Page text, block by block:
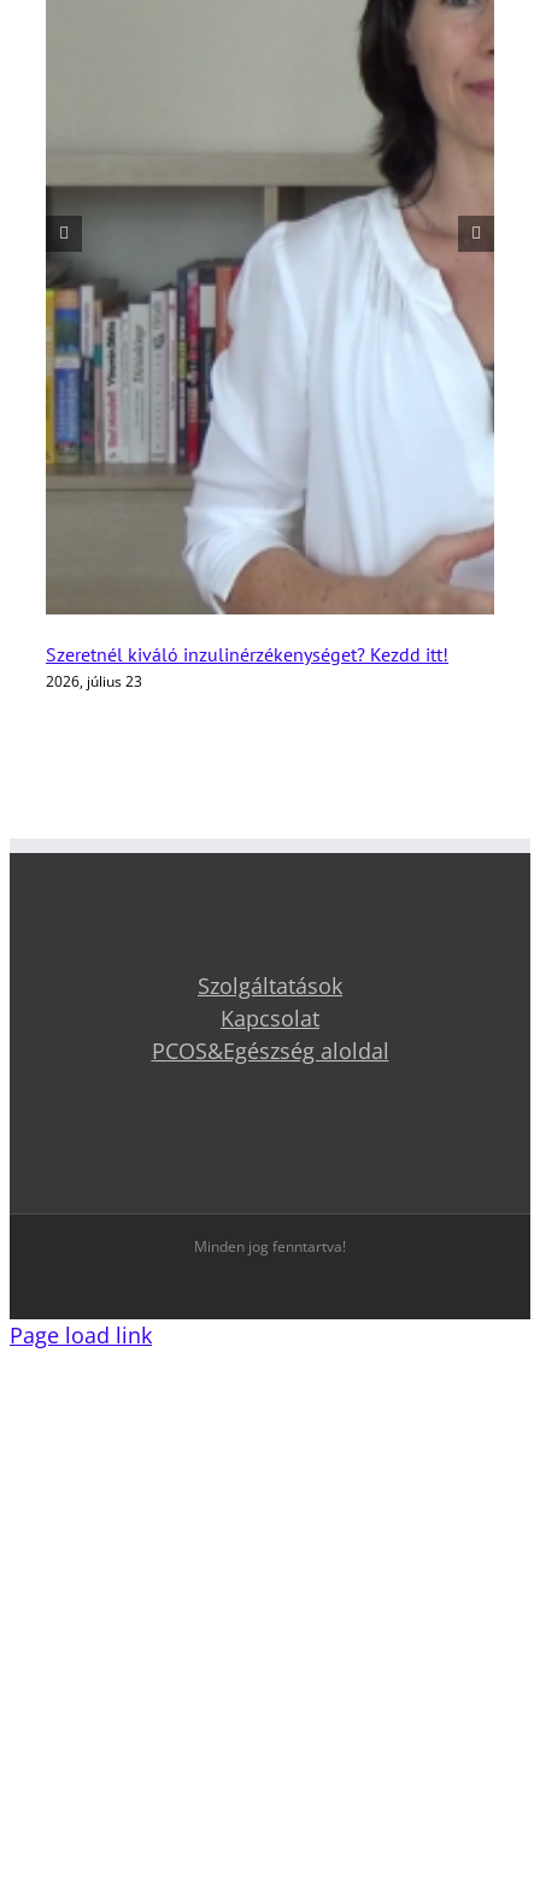
Szeretnél kiváló inzulinérzékenységet? Kezdd itt!
2026, július 23
Szolgáltatások
Kapcsolat
PCOS&Egészség aloldal
Minden jog fenntartva!
Page load link